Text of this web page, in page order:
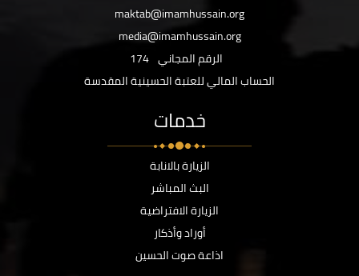
maktab@imamhussain.org
media@imamhussain.org
الرقم المجاني 174
الحساب المالي للعتبة الحسينية المقدسة
خدمات
الزيارة بالانابة
البث المباشر
الزيارة الافتراضية
أوراد وأذكار
اذاعة صوت الحسين